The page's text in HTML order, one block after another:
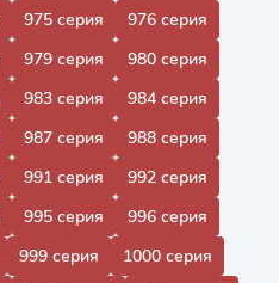
975 серия
976 серия
979 серия
980 серия
983 серия
984 серия
987 серия
988 серия
991 серия
992 серия
995 серия
996 серия
999 серия
1000 серия